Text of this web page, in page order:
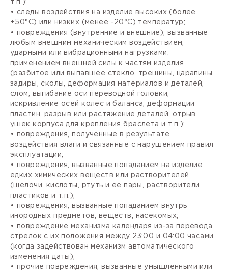
т.п.);
• следы воздействия на изделие высоких (более
+50°С) или низких (менее -20°С) температур;
• повреждения (внутренние и внешние), вызванные
любым внешним механическим воздействием,
ударными или вибрационными нагрузками,
применением внешней силы к частям изделия
(разбитое или выпавшее стекло, трещины, царапины,
задиры, сколы, деформация материалов и деталей,
слом, выгибание оси переводной головки,
искривление осей колес и баланса, деформации
пластин, разрыв или растяжение деталей, отрыв
ушек корпуса для крепления браслета и т.п.);
• повреждения, полученные в результате
воздействия влаги и связанные с нарушением правил
эксплуатации;
• повреждения, вызванные попаданием на изделие
едких химических веществ или растворителей
(щелочи, кислоты, ртуть и ее пары, растворители
пластиков и т.п.);
• повреждения, вызванные попаданием внутрь
инородных предметов, веществ, насекомых;
• повреждение механизма календаря из-за перевода
стрелок с их положения между 23:00 и 04:00 часами
(когда задействован механизм автоматического
изменения даты);
• прочие повреждения, вызванные умышленными или